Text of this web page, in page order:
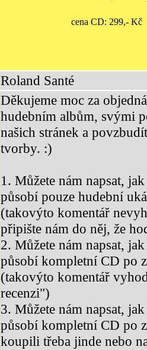
cena CD: 299,-
Roland Santé
Děkujeme moc za
hudebním albům, svými
našich stránek a
tvorby. :)
1. Můžete nám napsat,
působí pouze hudební
(takovýto komentář
připište nám do něj, že
2. Můžete nám napsat,
působí kompletní CD po
(takovýto komentář
recenzi")
3. Můžete nám napsat,
působí kompletní CD po
koupili třeba jinde nebo